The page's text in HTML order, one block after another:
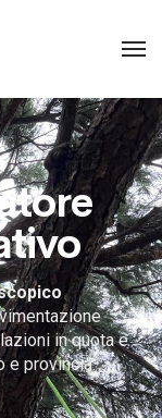
in quota e
e provincia.